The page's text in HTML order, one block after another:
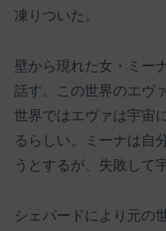
凍りついた。
壁から現れた女・ミー
話す。この世界のエヴ
世界ではエヴァは宇宙
るらしい。ミーナは自
うとするが、失敗して
シェパードにより元の